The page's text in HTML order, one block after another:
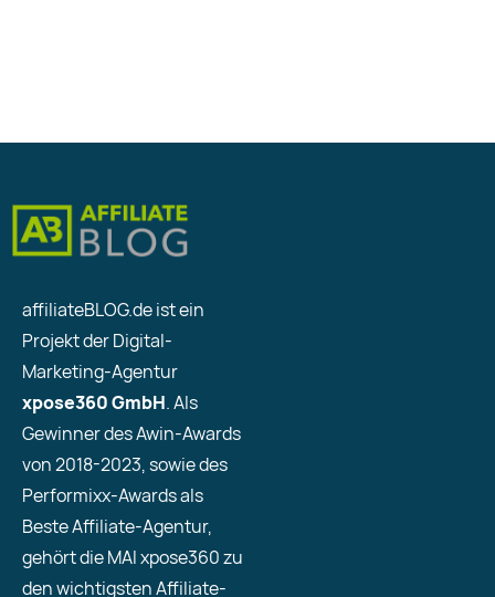
affiliateBLOG.de ist ein
Projekt der Digital-
Marketing-Agentur
xpose360 GmbH. Als
Gewinner des Awin-Awards
von 2018-2023, sowie des
Performixx-Awards als
Beste Affiliate-Agentur,
gehört die MAI xpose360 zu
den wichtigsten Affiliate-